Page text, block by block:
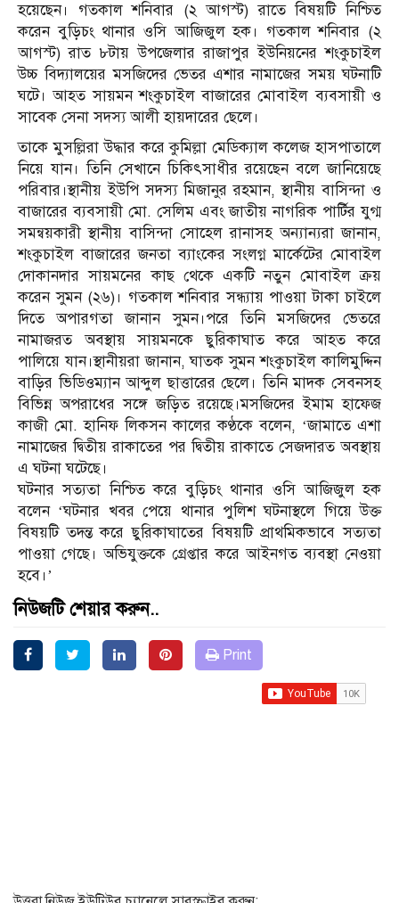
হয়েছেন। গতকাল শনিবার (২ আগস্ট) রাতে বিষয়টি নিশ্চিত
করেন বুড়িচং থানার ওসি আজিজুল হক। গতকাল শনিবার (২
আগস্ট) রাত ৮টায় উপজেলার রাজাপুর ইউনিয়নের শংকুচাইল
উচ্চ বিদ্যালয়ের মসজিদের ভেতর এশার নামাজের সময় ঘটনাটি
ঘটে। আহত সায়মন শংকুচাইল বাজারের মোবাইল ব্যবসায়ী ও
সাবেক সেনা সদস্য আলী হায়দারের ছেলে।
তাকে মুসল্লিরা উদ্ধার করে কুমিল্লা মেডিক্যাল কলেজ হাসপাতালে
নিয়ে যান। তিনি সেখানে চিকিৎসাধীর রয়েছেন বলে জানিয়েছে
পরিবার।স্থানীয় ইউপি সদস্য মিজানুর রহমান, স্থানীয় বাসিন্দা ও
বাজারের ব্যবসায়ী মো. সেলিম এবং জাতীয় নাগরিক পার্টির যুগ্ম
সমন্বয়কারী স্থানীয় বাসিন্দা সোহেল রানাসহ অন্যান্যরা জানান,
শংকুচাইল বাজারের জনতা ব্যাংকের সংলগ্ন মার্কেটের মোবাইল
দোকানদার সায়মনের কাছ থেকে একটি নতুন মোবাইল ক্রয়
করেন সুমন (২৬)। গতকাল শনিবার সন্ধ্যায় পাওয়া টাকা চাইলে
দিতে অপারগতা জানান সুমন।পরে তিনি মসজিদের ভেতরে
নামাজরত অবস্থায় সায়মনকে ছুরিকাঘাত করে আহত করে
পালিয়ে যান।স্থানীয়রা জানান, ঘাতক সুমন শংকুচাইল কালিমুদ্দিন
বাড়ির ভিডিওম্যান আব্দুল ছাত্তারের ছেলে। তিনি মাদক সেবনসহ
বিভিন্ন অপরাধের সঙ্গে জড়িত রয়েছে।মসজিদের ইমাম হাফেজ
কাজী মো. হানিফ লিকসন কালের কণ্ঠকে বলেন, ‘জামাতে এশা
নামাজের দ্বিতীয় রাকাতের পর দ্বিতীয় রাকাতে সেজদারত অবস্থায়
এ ঘটনা ঘটেছে।
ঘটনার সত্যতা নিশ্চিত করে বুড়িচং থানার ওসি আজিজুল হক
বলেন ‘ঘটনার খবর পেয়ে থানার পুলিশ ঘটনাস্থলে গিয়ে উক্ত
বিষয়টি তদন্ত করে ছুরিকাঘাতের বিষয়টি প্রাথমিকভাবে সত্যতা
পাওয়া গেছে। অভিযুক্তকে গ্রেপ্তার করে আইনগত ব্যবস্থা নেওয়া
হবে।’
নিউজটি শেয়ার করুন..
Print